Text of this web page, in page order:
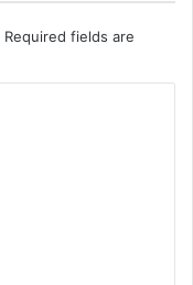
Required fields are